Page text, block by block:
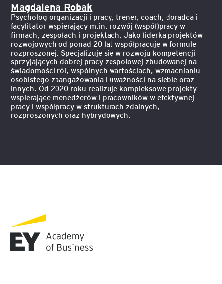
Magdalena Robak
Psycholog organizacji i pracy, trener, coach, doradca i
facylitator wspierający m.in. rozwój (współ)pracy w
firmach, zespołach i projektach. Jako liderka projektów
rozwojowych od ponad 20 lat współpracuje w formule
rozproszonej. Specjalizuje się w rozwoju kompetencji
sprzyjających dobrej pracy zespołowej zbudowanej na
świadomości ról, wspólnych wartościach, wzmacnianiu
osobistego zaangażowania i uważności na siebie oraz
innych. Od 2020 roku realizuje kompleksowe projekty
wspierające menedżerów i pracowników w efektywnej
pracy i współpracy w strukturach zdalnych,
rozproszonych oraz hybrydowych.